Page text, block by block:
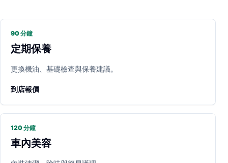
90 分鐘
定期保養
更換機油、基礎檢查與保養建議。
到店報價
120 分鐘
車內美容